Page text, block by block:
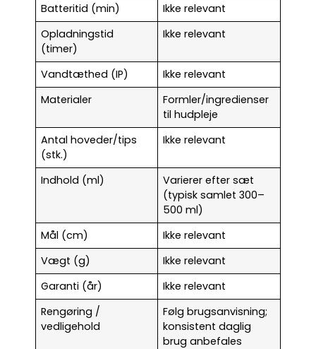
Batteritid (min)
Ikke relevant
Opladningstid
(timer)
Ikke relevant
Vandtæthed (IP)
Ikke relevant
Materialer
Formler/ingredienser
til hudpleje
Antal hoveder/tips
(stk.)
Ikke relevant
Indhold (ml)
Varierer efter sæt
(typisk samlet 300–
500 ml)
Mål (cm)
Ikke relevant
Vægt (g)
Ikke relevant
Garanti (år)
Ikke relevant
Rengøring /
vedligehold
Følg brugsanvisning;
konsistent daglig
brug anbefales